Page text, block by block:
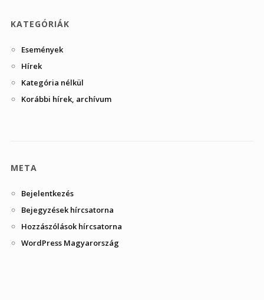
KATEGÓRIÁK
Események
Hírek
Kategória nélkül
Korábbi hírek, archívum
META
Bejelentkezés
Bejegyzések hírcsatorna
Hozzászólások hírcsatorna
WordPress Magyarország